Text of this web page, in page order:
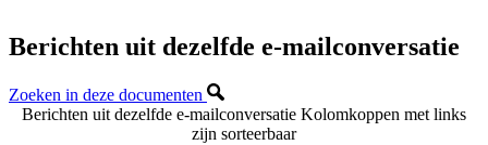
Berichten uit dezelfde e-mailconversatie
Zoeken in deze documenten
Berichten uit dezelfde e-mailconversatie Kolomkoppen met links
zijn sorteerbaar